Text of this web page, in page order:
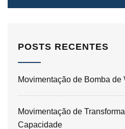
POSTS RECENTES
Movimentação de Bomba
Movimentação de
Capacidade